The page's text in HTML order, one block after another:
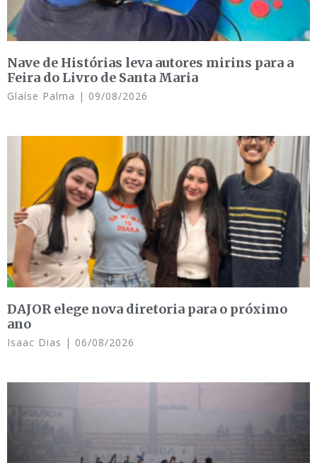
Nave de Histórias leva autores mirins para a
Feira do Livro de Santa Maria
Glaíse Palma 09/08/2026
DAJOR elege nova diretoria para o próximo
ano
Isaac Dias 06/08/2026